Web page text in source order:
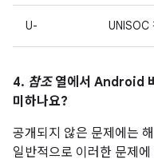
U- UNISOC
4. 참조열에서 Android
미하나요?
공개되지 않은 문제에는
일반적으로 이러한 문제